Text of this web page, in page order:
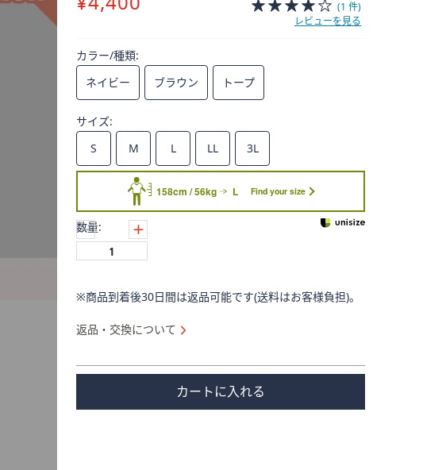
(1 件)
レビューを見る
カラー/種類:
ネイビー
ブラウン トープ
サイズ:
S
M L LL 3L
158cm / 56kg L Find your size
数量:
※商品到着後30日間は返品可能です(送料はお客様負担)。
返品・交換について
カートに入れる